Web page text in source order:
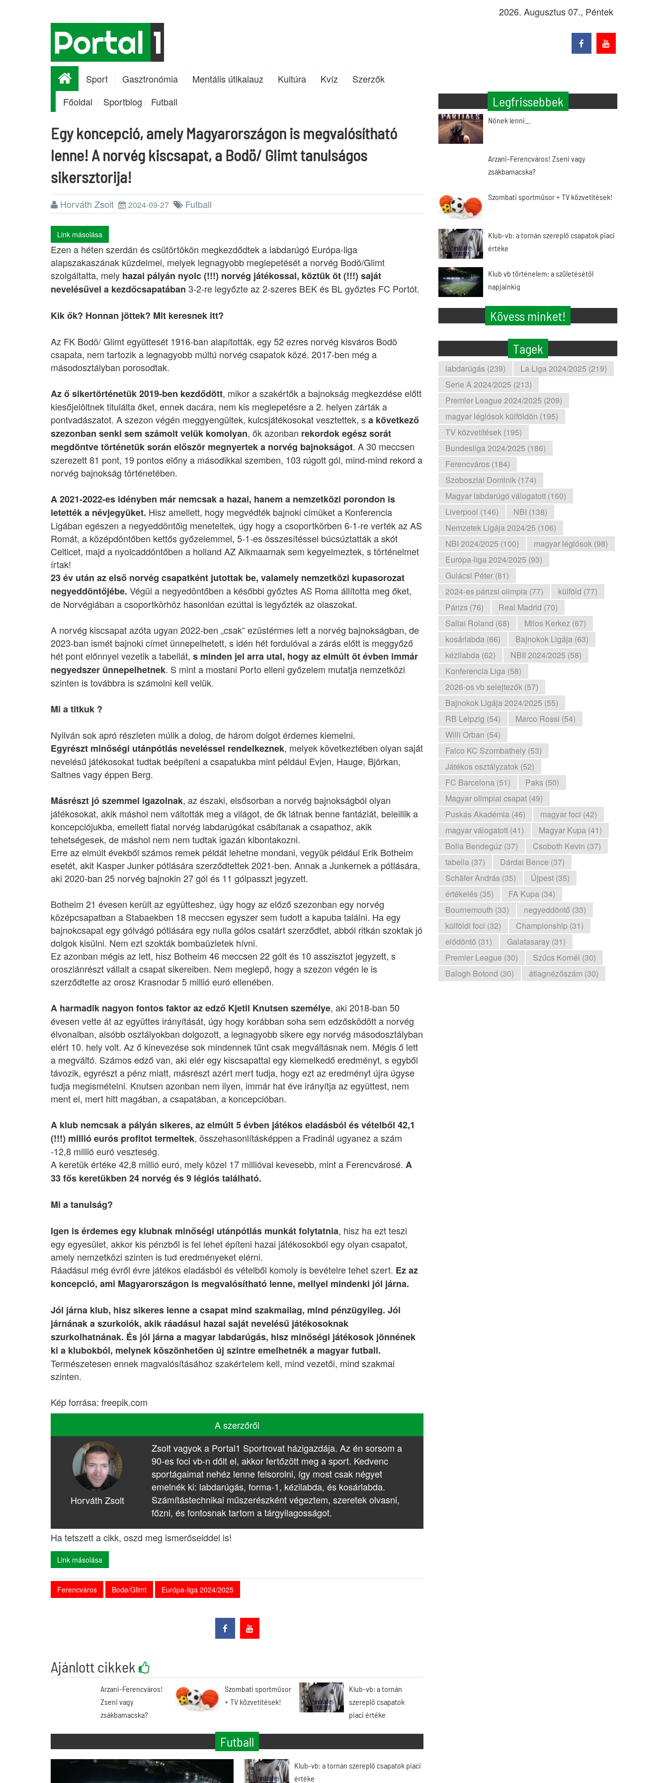
2026. Augusztus 07., Péntek
Sport Gasztronómia Mentális útikalauz Kultúra Kvíz
Szerzők
Főoldal
Sportblog Futball
Egy koncepció, amely Magyarországon is megvalósítható
lenne! A norvég kiscsapat, a Bodö/ Glimt tanulságos
sikersztorija!
Horváth Zsolt 2024-09-27 Futball
Link másolása
Ezen a héten szerdán és csütörtökön megkezdődtek a labdarúgó Európa-liga
alapszakaszának küzdelmei, melyek legnagyobb meglepetését a norvég Bodö/Glimt
szolgáltatta, mely hazai pályán nyolc (!!!) norvég játékossal, köztük öt (!!!) saját
nevelésűvel a kezdőcsapatában 3-2-re legyőzte az 2-szeres BEK és BL győztes FC Portót.
Kik ők? Honnan jöttek? Mit keresnek itt?
Az FK Bodö/ Glimt együttesét 1916-ban alapították, egy 52 ezres norvég kisváros Bodö
csapata, nem tartozik a legnagyobb múltú norvég csapatok közé. 2017-ben még a
másodosztályban porosodtak.
Az ő sikertörténetük 2019-ben kezdődött, mikor a szakértők a bajnokság megkezdése előtt
kiesőjelöltnek titulálta őket, ennek dacára, nem kis meglepetésre a 2. helyen zárták a
pontvadászatot. A szezon végén meggyengültek, kulcsjátékosokat vesztettek, sa következő
szezonban senki sem számolt velük komolyan, ők azonban rekordok egész sorát
megdöntve történetük során először megnyertek a norvég bajnokságot. A 30 meccsen
szerezett 81 pont, 19 pontos előny a másodikkal szemben, 103 rúgott gól, mind-mind rekord a
norvég bajnokság történetében.
A 2021-2022-es idényben már nemcsak a hazai, hanem a nemzetközi porondon is
letették a névjegyüket. Hisz amellett, hogy megvédték bajnoki címüket a Konferencia
Ligában egészen a negyeddöntőig meneteltek, úgy hogy a csoportkörben 6-1-re verték az AS
Romát, a középdöntőben kettős győzelemmel, 5-1-es összesítéssel búcsúztatták a skót
Celticet, majd a nyolcaddöntőben a holland AZ Alkmaarnak sem kegyelmeztek, s történelmet
írtak!
23 év után az első norvég csapatként jutottak be, valamely nemzetközi kupasorozat
negyeddöntőjébe. Végül a negyedöntőben a későbbi győztes AS Roma állította meg őket,
de Norvégiában a csoportkörhöz hasonlóan ezúttal is legyőzték az olaszokat.
A norvég kiscsapat azóta ugyan 2022-ben „csak“ ezüstérmes lett a norvég bajnokságban, de
2023-ban ismét bajnoki címet ünnepelhetett, s idén hét fordulóval a zárás előtt is meggyőző
hét pont előnnyel vezetik a tabellát, s minden jel arra utal, hogy az elmúlt öt évben immár
negyedszer ünnepelhetnek. S mint a mostani Porto elleni győzelem mutatja nemzetközi
szinten is továbbra is számolni kell velük.
Mi a titkuk ?
Nyilván sok apró részleten múlik a dolog, de három dolgot érdemes kiemelni.
Egyrészt minőségi utánpótlás neveléssel rendelkeznek, melyek következtében olyan saját
nevelésű játékosokat tudtak beépíteni a csapatukba mint például Evjen, Hauge, Björkan,
Saltnes vagy éppen Berg.
Másrészt jó szemmel igazolnak, az északi, elsősorban a norvég bajnokságból olyan
játékosokat, akik máshol nem váltották meg a világot, de ők látnak benne fantáziát, beleillik a
koncepciójukba, emellett fiatal norvég labdarúgókat csábítanak a csapathoz, akik
tehetségesek, de máshol nem nem tudtak igazán kibontakozni.
Erre az elmúlt évekből számos remek példát lehetne mondani, vegyük például Erik Botheim
esetét, akit Kasper Junker pótlására szerződtettek 2021-ben. Annak a Junkernek a pótlására,
aki 2020-ban 25 norvég bajnokin 27 gól és 11 gólpasszt jegyzett.
Botheim 21 évesen került az együtteshez, úgy hogy az előző szezonban egy norvég
középcsapatban a Stabaekben 18 meccsen egyszer sem tudott a kapuba találni. Ha egy
bajnokcsapat egy gólvágó pótlására egy nulla gólos csatárt szerződtet, abból ritkán szoktak jó
dolgok kisülni. Nem ezt szokták bombaüzletek hívni.
Ez azonban mégis az lett, hisz Botheim 46 meccsen 22 gólt és 10 asszisztot jegyzett, s
oroszlánrészt vállalt a csapat sikereiben. Nem meglepő, hogy a szezon végén le is
szerződtette az orosz Krasnodar 5 millió euró ellenében.
A harmadik nagyon fontos faktor az edző Kjetil Knutsen személye, aki 2018-ban 50
évesen vette át az együttes irányítását, úgy hogy korábban soha sem edzősködött a norvég
élvonalban, alsóbb osztályokban dolgozott, a legnagyobb sikere egy norvég másodosztályban
elért 10. hely volt. Az ő kinevezése sok mindennek tűnt csak megváltásnak nem. Mégis ő lett
a megváltó. Számos edző van, aki elér egy kiscsapattal egy kiemelkedő eredményt, s egyből
távozik, egyrészt a pénz miatt, másrészt azért mert tudja, hogy ezt az eredményt újra úgyse
tudja megismételni. Knutsen azonban nem ilyen, immár hat éve irányítja az együttest, nem
ment el, mert hitt magában, a csapatában, a koncepcióban.
A klub nemcsak a pályán sikeres, az elmúlt 5 évben játékos eladásból és vételből 42,1
(!!!) millió eurós profitot termeltek, összehasonlításképpen a Fradinál ugyanez a szám
-12,8 millió euró veszteség.
A keretük értéke 42,8 millió euró, mely közel 17 millióval kevesebb, mint a Ferencvárosé. A
33 fős keretükben 24 norvég és 9 légiós található.
Mi a tanulság?
Igen is érdemes egy klubnak minőségi utánpótlás munkát folytatnia, hisz ha ezt teszi
egy egyesület, akkor kis pénzből is fel lehet építeni hazai játékosokból egy olyan csapatot,
amely nemzetközi szinten is tud eredményeket elérni.
Ráadásul még évről évre játékos eladásból és vételből komoly is bevételre tehet szert. Ez az
koncepció, ami Magyarországon is megvalósítható lenne, mellyel mindenki jól járna.
Jól járna klub, hisz sikeres lenne a csapat mind szakmailag, mind pénzügyileg. Jól
járnának a szurkolók, akik ráadásul hazai saját nevelésű játékosoknak
szurkolhatnának. És jól járna a magyar labdarúgás, hisz minőségi játékosok jönnének
ki a klubokból, melynek köszönhetően új szintre emelhetnék a magyar futball.
Természetesen ennek magvalósításához szakértelem kell, mind vezetői, mind szakmai
szinten.
Kép forrása: freepik.com
A szerzőről
Horváth Zsolt
Zsolt vagyok a Portal1 Sportrovat házigazdája. Az én sorsom a
90-es foci vb-n dőlt el, akkor fertőzött meg a sport. Kedvenc
sportágaimat nehéz lenne felsorolni, így most csak négyet
emelnék ki: labdarúgás, forma-1, kézilabda, és kosárlabda.
Számítástechnikai műszerészként végeztem, szeretek olvasni,
főzni, és fontosnak tartom a tárgyilagosságot.
Ha tetszett a cikk, oszd meg ismerőseiddel is!
Link másolása
Ferencváros Bodø/Glimt Európa-liga 2024/2025
Ajánlott cikkek
Arzani-Ferencváros!
Zseni vagy
zsákbamacska?
Szombati sportműsor
+ TV közvetítések!
Klub-vb: a tornán
szereplő csapatok
piaci értéke
Legfrissebbek
Nőnek lenni…
Arzani-Ferencváros! Zseni vagy
zsákbamacska?
Szombati sportműsor + TV közvetítések!
Klub-vb: a tornán szereplő csapatok piaci
értéke
Klub vb történelem: a születésétől
napjainkig
Kövess minket!
Tagek
labdarúgás (239)
La Liga 2024/2025 (219)
Serie A 2024/2025 (213)
Premier League 2024/2025 (209)
magyar légiósok külföldön (195)
TV közvetítések (195)
Bundesliga 2024/2025 (186)
Ferencváros (184)
Szoboszlai Dominik (174)
Magyar labdarúgó válogatott (160)
Liverpool (146)
NBI (138)
Nemzetek Ligája 2024/25 (106)
NBI 2024/2025 (100)
magyar légiósok (98)
Európa-liga 2024/2025 (93)
Gulácsi Péter (81)
2024-es párizsi olimpia (77)
külföld (77)
Párizs (76)
Real Madrid (70)
Sallai Roland (68)
Milos Kerkez (67)
kosárlabda (66)
Bajnokok Ligája (63)
kézilabda (62)
NBII 2024/2025 (58)
Konferencia Liga (58)
2026-os vb selejtezők (57)
Bajnokok Ligája 2024/2025 (55)
RB Leipzig (54)
Marco Rossi (54)
Willi Orban (54)
Falco KC Szombathely (53)
Játékos osztályzatok (52)
FC Barcelona (51)
Paks (50)
Magyar olimpiai csapat (49)
Puskás Akadémia (46)
magyar foci (42)
magyar válogatott (41)
Magyar Kupa (41)
Bolla Bendegúz (37)
Csoboth Kevin (37)
tabella (37)
Dárdai Bence (37)
Schäfer András (35)
Újpest (35)
értékelés (35)
FA Kupa (34)
Bournemouth (33)
negyeddöntő (33)
külföldi foci (32)
Championship (31)
elődöntő (31)
Galatasaray (31)
Premier League (30)
Szűcs Kornél (30)
Balogh Botond (30)
átlagnézőszám (30)
Futball
Klub-vb: a tornán szereplő csapatok piaci
értéke